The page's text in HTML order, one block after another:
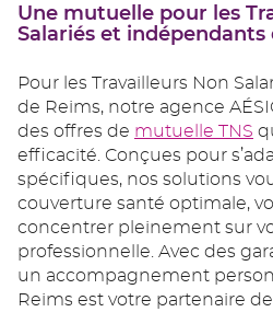
Une mutuelle pour les
Salariés et indépendants
Pour les Travailleurs Non
de Reims, notre agence
des offres de mutuelle TNS
efficacité. Conçues pour
spécifiques, nos solutions
couverture santé optimale,
concentrer pleinement sur
professionnelle. Avec des
un accompagnement
Reims est votre partenaire